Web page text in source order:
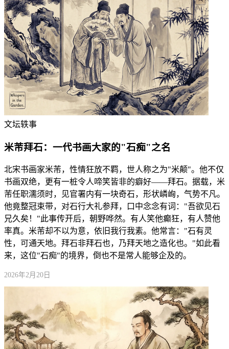
文坛轶事
米芾拜石：一代书画大家的"石痴"之名
北宋书画家米芾，性情狂放不羁，世人称之为"米颠"。他不仅
书画双绝，更有一桩令人啼笑皆非的癖好——拜石。据载，米
芾任职濡须时，见官署内有一块奇石，形状嶙峋，气势不凡。
他竟整冠束带，对石行大礼参拜，口中念念有词："吾欲见石
兄久矣！"此事传开后，朝野哗然。有人笑他癫狂，有人赞他
率真。米芾却不以为意，依旧我行我素。他常言："石有灵
性，可通天地。拜石非拜石也，乃拜天地之造化也。"如此看
来，这位"石痴"的境界，倒也不是常人能够企及的。
2026年2月20日